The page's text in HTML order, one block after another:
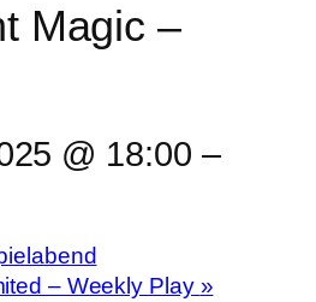
Magic –
@ 18:00 –
– Weekly Play »